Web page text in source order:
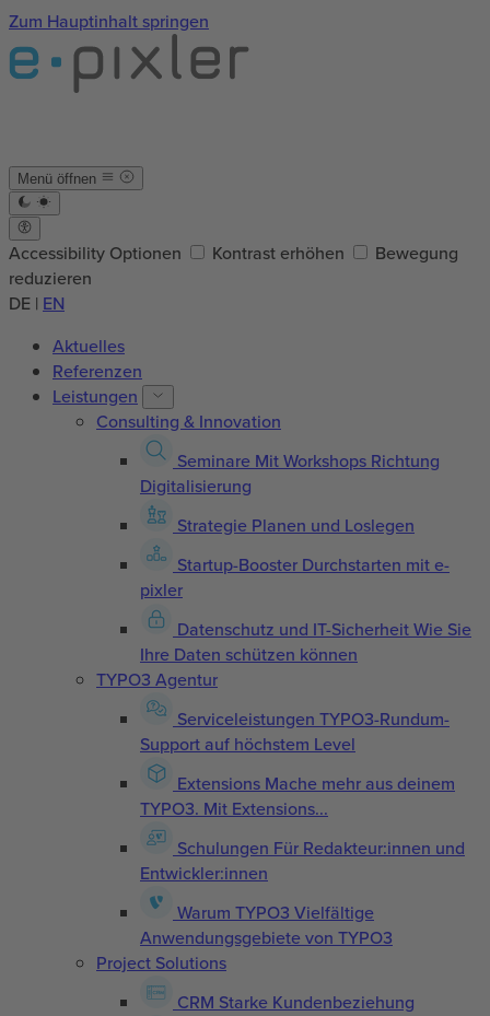
Zum Hauptinhalt springen
Menü öffnen
Accessibility Optionen Kontrast erhöhen
Bewegung
reduzieren
DE | EN
Aktuelles
Referenzen
Leistungen
Consulting & Innovation
Seminare Mit Workshops Richtung
Digitalisierung
Strategie Planen und Loslegen
Startup-Booster Durchstarten mit e-
pixler
Datenschutz und IT-SicherheitWie Sie
Ihre Daten schützen können
TYPO3 Agentur
Serviceleistungen TYPO3-Rundum-
Support auf höchstem Level
Extensions Mache mehr aus deinem
TYPO3. Mit Extensions...
Schulungen Für Redakteur:innen und
Entwickler:innen
Warum TYPO3 Vielfältige
Anwendungsgebiete von TYPO3
Project Solutions
CRM Starke Kundenbeziehung